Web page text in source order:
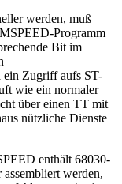
werden, muß
Programm
Bit im
ein Zugriff aufs ST-
wie ein normaler
über einen TT mit
nützliche Dienste
enthält 68030-
werden,